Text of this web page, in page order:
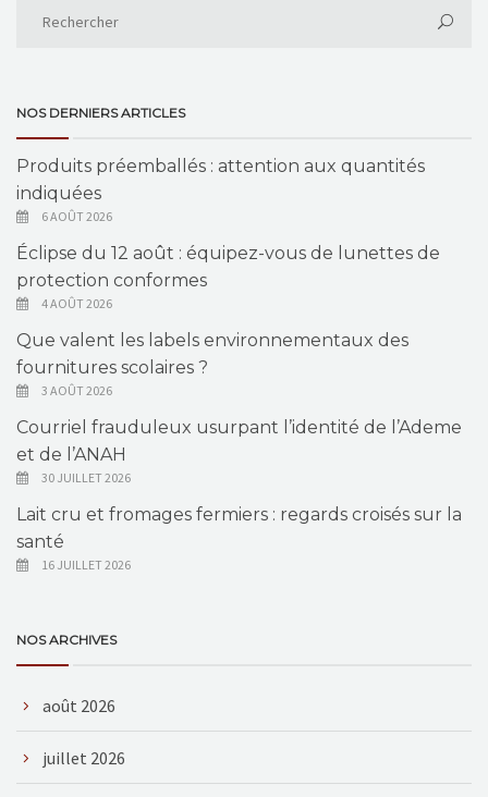
NOS DERNIERS ARTICLES
Produits préemballés : attention aux quantités
indiquées
6 AOÛT 2026
Éclipse du 12 août : équipez-vous de lunettes de
protection conformes
4 AOÛT 2026
Que valent les labels environnementaux des
fournitures scolaires ?
3 AOÛT 2026
Courriel frauduleux usurpant l’identité de l’Ademe
et de l’ANAH
30 JUILLET 2026
Lait cru et fromages fermiers : regards croisés sur la
santé
16 JUILLET 2026
NOS ARCHIVES
août 2026
juillet 2026